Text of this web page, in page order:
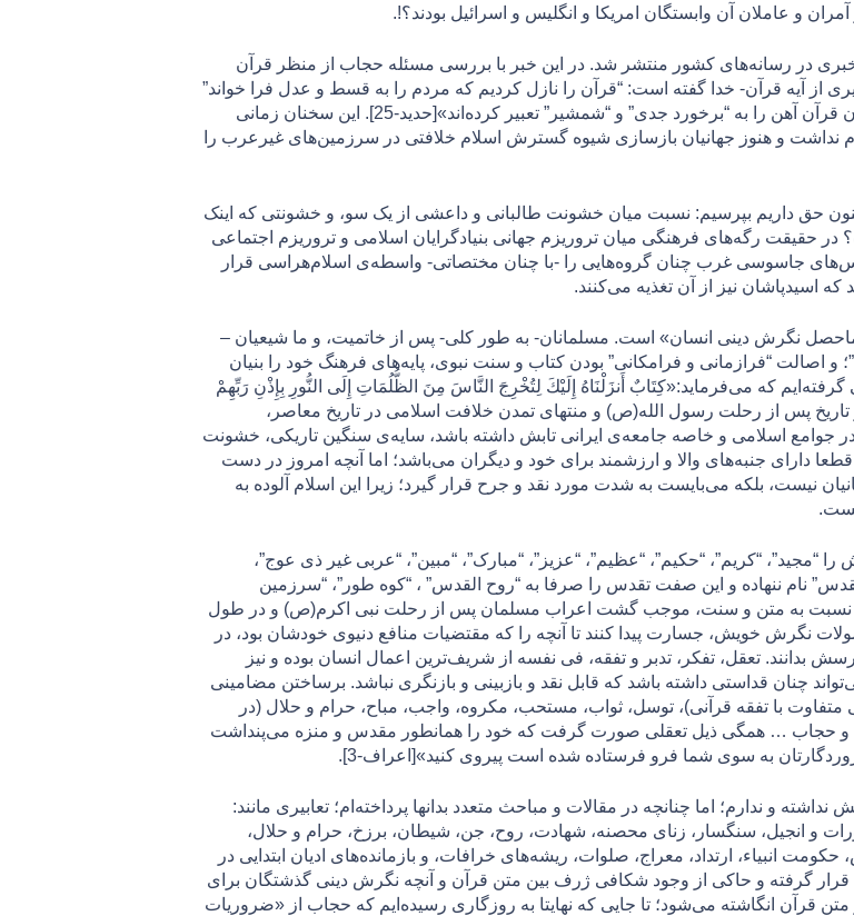
و عاملان آن وابستگان امريكا و انگليس و اسرائيل بودند؟!.
اعتدال- خبری در رسانه‌های کشور منتشر شد. در این خبر با بررسی مسئله حجاب از منظر قرآن
از آیه قرآن- خدا گفته است: “قرآن را نازل کردیم که مردم را به قسط و عدل فرا خواند”
اما در ادامه این آیه لفظ “آهن” را به کار می‌برد که همه مفسر‌ان قرآن آهن را به “برخورد جدی” و “شمشیر” تعبیر کرده‌اند»[حديد-25]. این سخنان زمانی
و هنوز جهانیان بازسازی شیوه گسترش اسلام خلافتی در سرزمین‌های غیرعرب را
حق داریم بپرسیم: نسبت میان خشونت طالبانی و داعشی از یک سو، و خشونتی که اینک
حقیقت رگه‌های فرهنگی میان تروریزم جهانی بنيادگرايان اسلامی و تروريزم اجتماعی
جاسوسی غرب چنان گروه‌هایی را -با چنان مختصاتی- واسطه‌ی اسلام‌هراسی قرار
که اسیدپاشان نیز از آن تغذیه می‌كنند.
نگرش دینی انسان» است. مسلمانان- به طور کلی- پس از خاتمیت، و ما شیعیان –
“فرازمانی و فرامکانی” بودن كتاب و سنت نبوی، پایه‌های فرهنگ خود را بنیان
گرفته‌ایم که می‌فرماید:«كِتَابٌ أَنزَلْنَاهُ إِلَيْكَ لِتُخْرِجَ النَّاسَ مِنَ الظُّلُمَاتِ إِلَى النُّورِ بِإِذْنِ رَبِّهِمْ
1]؛ اما امتداد مدینةالنبی در تاریخ پس از رحلت رسول الله(ص) و منتهای تمدن خلافت اسلامی در تاریخ معاصر،
در جوامع اسلامی و خاصه جامعه‌ی ایرانی تابش داشته باشد، سایه‌ی سنگین تاریکی، خشونت
دارای جنبه‌های والا و ارزشمند برای خود و دیگران می‌باشد؛ اما آنچه امروز در دست
نیست، بلکه می‌بایست به شدت مورد نقد و جرح قرار گیرد؛ زيرا اين اسلام آلوده به
“مجید”، “کریم”، “حکیم”، “عظیم”، “عزیز”، “مبارک”، “مبین”، “عربی غیر ذی عوج”،
نام ننهاده و اين صفت تقدس را صرفا به “روح القدس” ، “کوه طور”، “سرزمین
نسبت به متن و سنت، موجب گشت اعراب مسلمان پس از رحلت نبی اکرم(ص) و در طول
نگرش خویش، جسارت پیدا کنند تا آنچه را که مقتضیات منافع دنيوی خودشان بود، در
بدانند. تعقل، تفکر، تدبر و تفقه، فی نفسه از شریف‌ترین اعمال انسان بوده و نیز
چنان قداستی داشته باشد که قابل نقد و بازبینی و بازنگری نباشد. برساختن مضامینی
با تفقه قرآنی)، توسل، ثواب، مستحب، مکروه، واجب، مباح، حرام و حلال (در
و حجاب … همگی ذیل تعقلی صورت گرفت که خود را همانطور مقدس و منزه می‌پنداشت
به سوى شما فرو فرستاده شده است پيروى كنيد»[اعراف-3].
و ندارم؛ اما چنانچه در مقالات و مباحث متعدد بدانها پرداخته‌ام؛ تعابیری مانند:
گرفتن 4 همسر، تحریف کتب تورات و انجیل، سنگسار، زنای محصنه، شهادت، روح، جن، شیطان، برزخ، حرام و حلال،
انبیاء، ارتداد، معراج، صلوات، ريشه‌های خرافات، و بازمانده‌‌های ادیان ابتدایی در
قرار گرفته و حاکی از وجود شکافی ژرف بین متن قرآن و آنچه نگرش دینی گذشتگان برای
قرآن انگاشته می‌شود؛ تا جایی که نهایتا به روزگاری رسیده‌ایم که حجاب از «ضروریات